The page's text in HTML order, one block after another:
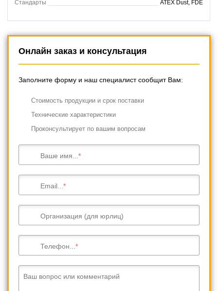
Стандарты
ATEX Dust, FDE
Онлайн заказ и консультация
Заполните форму и наш специалист сообщит Вам:
Cтоимость продукции и срок поставки
Технические характеристики
Проконсультирует по вашим вопросам
Ваше имя...
Email...
Организация (для юрлиц)
Телефон...
Ваш вопрос или комментарий